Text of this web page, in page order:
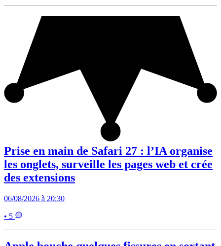
Prise en main de Safari 27 : l’IA organise
les onglets, surveille les pages web et crée
des extensions
06/08/2026 à 20:30
• 5